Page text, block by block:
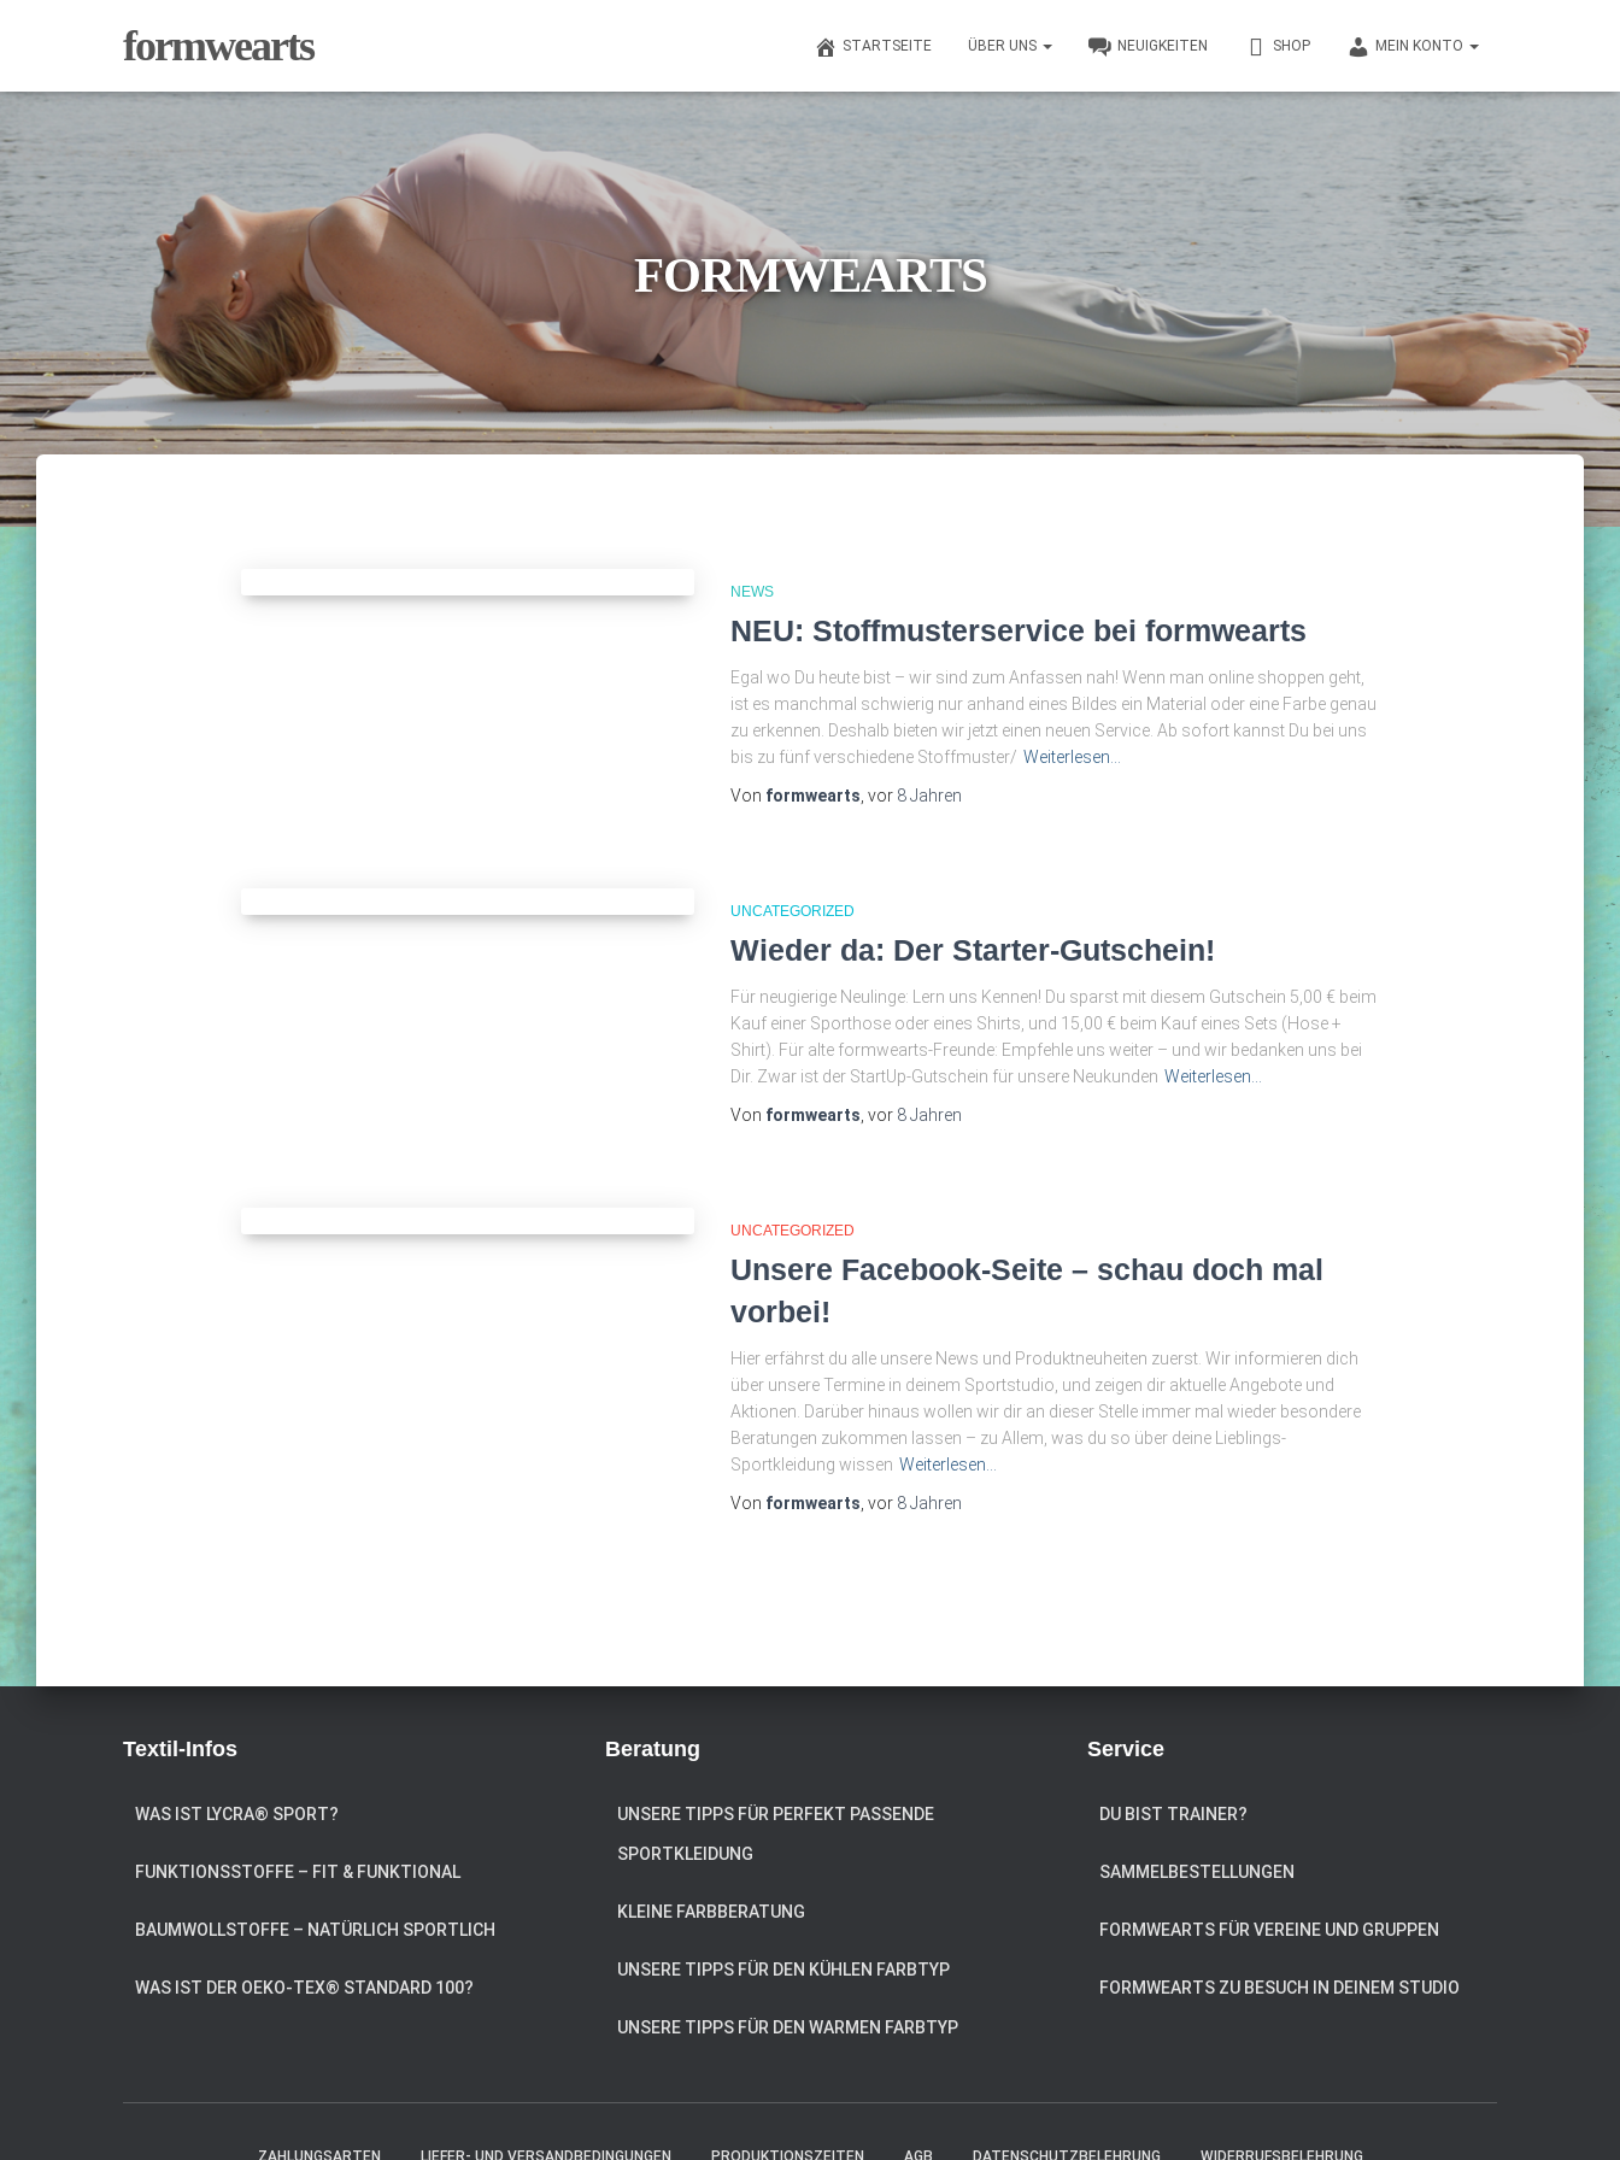
formwearts STARTSEITE ÜBER UNS NEUIGKEITEN SHOP MEIN KONTO
FORMWEARTS
NEWS
NEU: Stoffmusterservice bei formwearts
Egal wo Du heute bist – wir sind zum Anfassen nah! Wenn man online shoppen geht,
ist es manchmal schwierig nur anhand eines Bildes ein Material oder eine Farbe genau
zu erkennen. Deshalb bieten wir jetzt einen neuen Service. Ab sofort kannst Du bei uns
bis zu fünf verschiedene Stoffmuster/ Weiterlesen…
Von formwearts , vor 8 Jahren
UNCATEGORIZED
Wieder da: Der Starter-Gutschein!
Für neugierige Neulinge: Lern uns Kennen! Du sparst mit diesem Gutschein 5,00 € beim
Kauf einer Sporthose oder eines Shirts, und 15,00 € beim Kauf eines Sets (Hose +
Shirt). Für alte formwearts-Freunde: Empfehle uns weiter – und wir bedanken uns bei
Dir. Zwar ist der StartUp-Gutschein für unsere Neukunden Weiterlesen…
Von formwearts , vor 8 Jahren
UNCATEGORIZED
Unsere Facebook-Seite – schau doch mal
vorbei!
Hier erfährst du alle unsere News und Produktneuheiten zuerst. Wir informieren dich
über unsere Termine in deinem Sportstudio, und zeigen dir aktuelle Angebote und
Aktionen. Darüber hinaus wollen wir dir an dieser Stelle immer mal wieder besondere
Beratungen zukommen lassen – zu Allem, was du so über deine Lieblings-
Sportkleidung wissen Weiterlesen…
Von formwearts , vor 8 Jahren
Textil-Infos
WAS IST LYCRA® SPORT?
FUNKTIONSSTOFFE – FIT & FUNKTIONAL
BAUMWOLLSTOFFE – NATÜRLICH SPORTLICH
WAS IST DER OEKO-TEX® STANDARD 100?
Beratung
UNSERE TIPPS FÜR PERFEKT PASSENDE
SPORTKLEIDUNG
KLEINE FARBBERATUNG
UNSERE TIPPS FÜR DEN KÜHLEN FARBTYP
UNSERE TIPPS FÜR DEN WARMEN FARBTYP
Service
DU BIST TRAINER?
SAMMELBESTELLUNGEN
FORMWEARTS FÜR VEREINE UND GRUPPEN
FORMWEARTS ZU BESUCH IN DEINEM STUDIO
ZAHLUNGSARTEN LIEFER- UND VERSANDBEDINGUNGEN PRODUKTIONSZEITEN AGB DATENSCHUTZBELEHRUNG WIDERRUFSBELEHRUNG